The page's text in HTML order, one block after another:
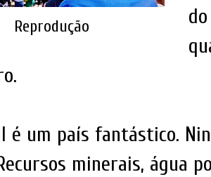
Reprodução
é um país fantástico.
minerais, água